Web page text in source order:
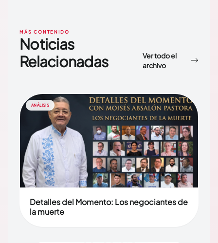
MÁS CONTENIDO
Noticias
Relacionadas
Ver todo el
archivo
ANÁLISIS
Detalles del Momento: Los negociantes de
la muerte